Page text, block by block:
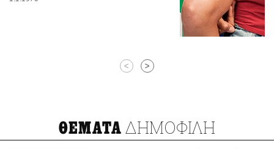
< >
ΘΕΜΑΤΑ ΔΗΜΟΦΙΛΗ